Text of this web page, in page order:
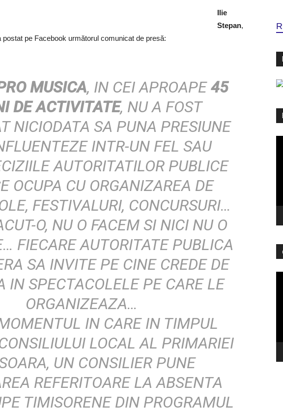
Ilie
Stepan,
postat pe Facebook următorul comunicat de presă:
MUSICA, IN CEI APROAPE45
DE ACTIVITATE, NU A FOST
NICIODATA SA PUNA PRESIUNE
INTR-UN FEL SAU
AUTORITATILOR PUBLICE
OCUPA CU ORGANIZAREA DE
FESTIVALURI, CONCURSURI…
O, NU O FACEM SI NICI NU O
FIECARE AUTORITATE PUBLICA
SA INVITE PE CINE CREDE DE
IN SPECTACOLELE PE CARE LE
ORGANIZEAZA…
IN CARE IN TIMPUL
LOCAL AL PRIMARIEI
UN CONSILIER PUNE
REFERITOARE LA ABSENTA
TIMISORENE DIN PROGRAMUL